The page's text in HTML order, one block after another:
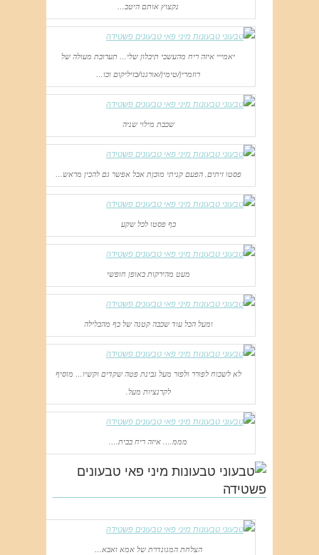
נקצוץ אותם היטב…
יאמייי איזה ריח מהעשבי תיבלון שלי… תערובת מעולה של
רוזמרין/טימין/אורגנו/בזיליקום וכו…
שכבת מילוי שניה
פסטו זיתים, הפעם קניתי מוכןת אבל אפשר גם להכין מראש…
כף פסטו לכל שקע
מעט מהירקות באופן חופשי
ומעל הכל עוד שכבה קטנה של כף מהבלילה
לא לשכוח לפורר ולפזר מעל גבינת פטה שקדים וקשיו… מוסיף
לקרנציות מעל.
מממ…. איזה ריח בבית….
הצלחת המגונדרת של אמא ואבא…